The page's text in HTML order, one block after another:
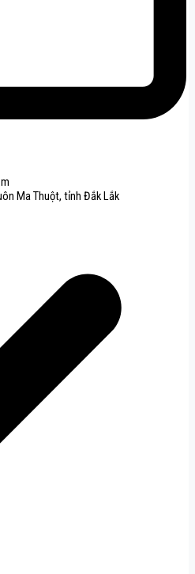
Ma Thuột, tỉnh Đắk Lắk